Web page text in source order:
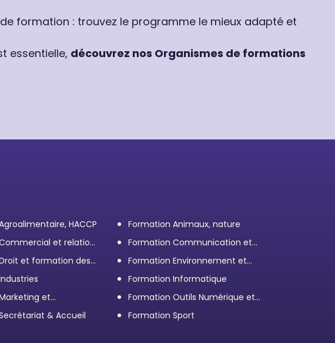
formation : trouvez le programme le mieux adapté et
essentielle, découvrez nos Organismes de formations
HACCP
Formation Animaux, nature
et relation
Formation Communication et
efficacité personnelle et
professionnelle
et formation des
Formation Environnement et
démarche RSE
Formation Informatique
et
d'entreprise
Formation Outils Numérique et
Bureautique
& Accueil
Formation Sport